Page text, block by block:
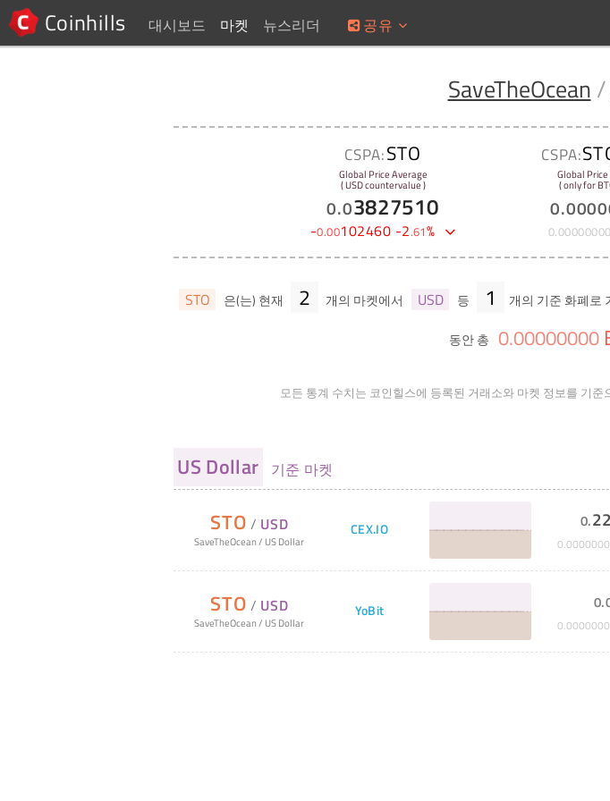
Coinhills 대시보드 마켓 뉴스리더 공유
SaveTheOcean /
CSPA:STO
Global Price Average
( USD countervalue )
0.03827510
-0.00102460 -2.61%
CSPA:
Global
( only for
0.
0.00000000
STO 은(는) 현재 2 개의 마켓에서 USD 등 1 개의 기준 화폐로
동안 총 0.00000000
모든 통계 수치는 코인힐스에 등록된 거래소와 마켓 정보를 기준
US Dollar 기준 마켓
STO / USD
SaveTheOcean/ US Dollar
CEX.IO 0.
0.
STO / USD
SaveTheOcean/ US Dollar
YoBit 0.
0.